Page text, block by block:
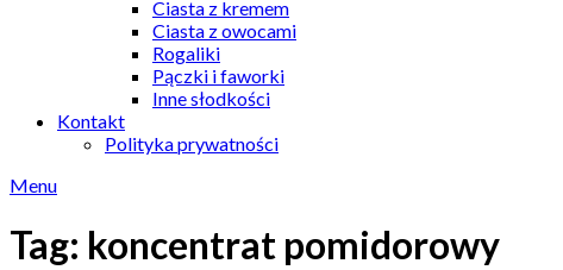
Ciasta z kremem
Ciasta z owocami
Rogaliki
Pączki i faworki
Inne słodkości
Kontakt
Polityka prywatności
Menu
Tag: koncentrat pomidorowy